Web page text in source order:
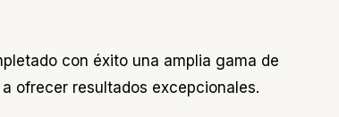
con éxito una amplia gama de
ofrecer resultados excepcionales.